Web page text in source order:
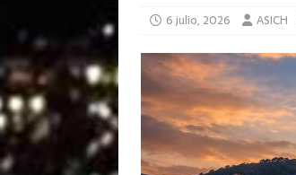
6 julio, 2026 ASICH